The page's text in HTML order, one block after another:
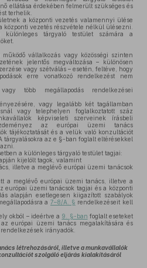
ellátása érdekében felmerült szükséges és
terhelik.
a központi vezetés valamennyi ülése
központi vezetés részvétele nélkül ülésezni.
tárgyaló testület számára a
vállalkozás vagy közösségi szinten
jelentős megváltozása – különösen
vagy szétválás – esetén, feltéve, hogy
erre vonatkozó rendelkezést nem
több megállapodás rendelkezései
vagy legalább két tagállamban
vagy telephelyen foglalkoztatott száz
képviseleti szerveinek írásbeli
az európai üzemi tanács
tájékoztatását és a velük való konzultációt
tárgyalásokra az e §-ban foglalt eltérésekkel
a különleges tárgyaló testület tagjai:
kijelölt tagok, valamint
illetve a meglévő európai üzemi tanácsok
a meglévő európai üzemi tanács, illetve a
európai üzemi tanácsok tagjai és a központi
alapján esetlegesen kiigazított szabályok
a 7–8/A. § rendelkezéseit kell
okból – ideértve a 9. §-ban foglalt eseteket
európai üzemi tanács megalakítására és
irányadók.
létrehozásáról, illetve a munkavállalók
szolgáló eljárás kialakításáról